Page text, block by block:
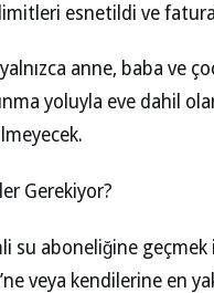
esnetildi ve
anne, baba ve
yoluyla eve dahil
Gerekiyor?
su aboneliğine
veya kendilerine en